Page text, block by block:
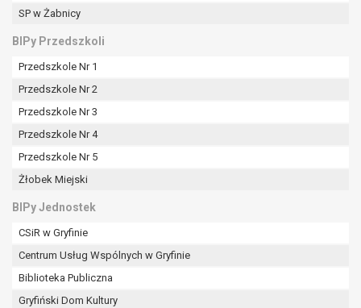
SP w Żabnicy
BIPy Przedszkoli
Przedszkole Nr 1
Przedszkole Nr 2
Przedszkole Nr 3
Przedszkole Nr 4
Przedszkole Nr 5
Żłobek Miejski
BIPy Jednostek
CSiR w Gryfinie
Centrum Usług Wspólnych w Gryfinie
Biblioteka Publiczna
Gryfiński Dom Kultury
Organem właściwym do wniesienia skargi jest
W zależności od sfery, w której przetwarzane są
dane osobowe, podanie danych osobowych jest
umownym.
Pani/Pana dane nie będą poddawane
zautomatyzowanemu podejmowaniu decyzji, w